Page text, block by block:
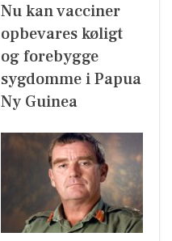
Nu kan vacciner
opbevares køligt
og forebygge
sygdomme i Papua
Ny Guinea